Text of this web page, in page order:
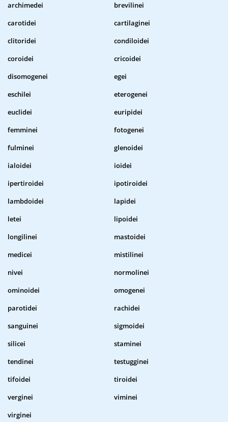
archimedei
brevilinei
carotidei
cartilaginei
clitoridei
condiloidei
coroidei
cricoidei
disomogenei
egei
eschilei
eterogenei
euclidei
euripidei
femminei
fotogenei
fulminei
glenoidei
ialoidei
ioidei
ipertiroidei
ipotiroidei
lambdoidei
lapidei
letei
lipoidei
longilinei
mastoidei
medicei
mistilinei
nivei
normolinei
ominoidei
omogenei
parotidei
rachidei
sanguinei
sigmoidei
silicei
staminei
tendinei
testugginei
tifoidei
tiroidei
verginei
viminei
virginei